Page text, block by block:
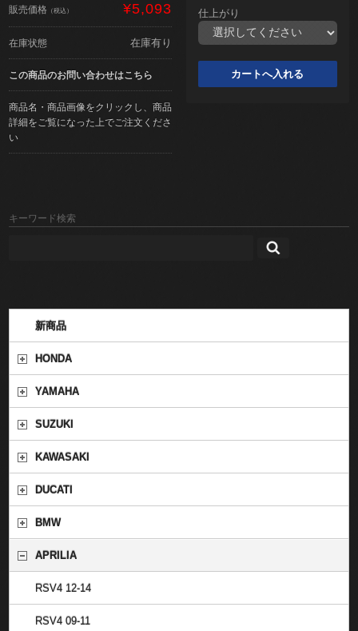
販売価格 （税込） ¥5,093
在庫状態 在庫有り
この商品のお問い合わせはこちら
商品名・商品画像をクリックし、商品
詳細をご覧になった上でご注文くださ
い
仕上がり
キーワード検索
新商品
HONDA
YAMAHA
SUZUKI
KAWASAKI
DUCATI
BMW
APRILIA
RSV4 12-14
RSV4 09-11